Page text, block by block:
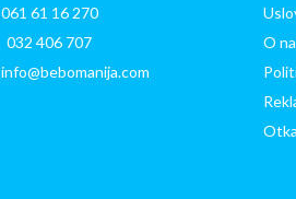
061 61 16 270
032 406 707
info@bebomanija.com
O